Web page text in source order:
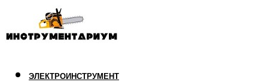
ЭЛЕКТРОИНСТРУМЕНТ